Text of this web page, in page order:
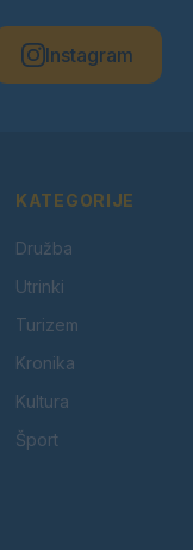
Instagram
KATEGORIJE
Družba
Utrinki
Turizem
Kronika
Kultura
Šport